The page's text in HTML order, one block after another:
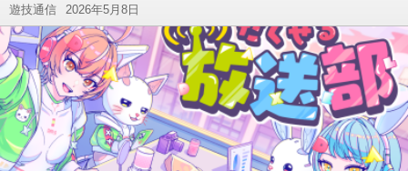
遊技通信 2026年5月8日